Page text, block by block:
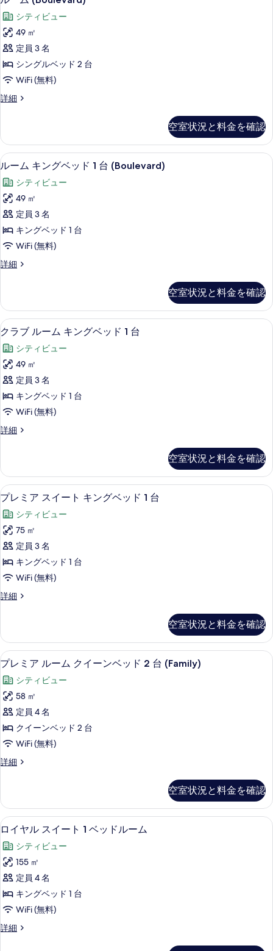
真
を
表
示
す
る
ド
1
台
の
す
べ
写
真
を
表
示
す
る
ン
グ
ッ
ド
台
の
ー
ム
(Boulevard)
の
す
べ
て
写
真
を
表
示
す
る
シティビュー
49 ㎡
定員 3 名
シングルベッド 2 台
WiFi (無料)
詳細
ル
の
詳
細
空室状況と料金を確認
ル
ー
ム
キ
ン
グ
ベ
ッ
1
台
(Boulevard)
の
す
べ
て
の
写
表
示
す
る
ルーム キングベッド 1 台
5
ルーム キングベッド 1 台 (Boulevard)
シティビュー
49 ㎡
定員 3 名
キングベッド 1 台
WiFi (無料)
詳細
ル
ン
グ
ベ
ド
(Boulevard)
の
詳
細
空室状況と料金を確認
ク
ラ
ブ
ル
ー
ム
キ
ン
ベ
ッ
ド
1
台
の
す
べ
て
真
を
表
示
す
る
クラブ ルーム キングベッド 1 台 |
6
クラブ ルーム キングベッド 1 台
シティビュー
49 ㎡
定員 3 名
キングベッド 1 台
WiFi (無料)
詳細
ク
ー
ム
キ
グ
ベ
ド
台
の
詳
空室状況と料金を確認
プ
レ
ミ
ア
ス
イ
ー
ト
ン
グ
ベ
ッ
ド
1
台
の
す
の
写
真
を
表
示
す
る
ミニバー、セーフティボックス (室
6
プレミア スイート キングベッド 1 台
シティビュー
75 ㎡
定員 3 名
キングベッド 1 台
WiFi (無料)
詳細
プ
ス
イ
ー
キ
ン
ベ
ッ
ド
台
空室状況と料金を確認
プ
レ
ミ
ア
ル
ー
ム
ク
ー
ン
ベ
ッ
ド
2
台
(Family)
の
プレミア ルーム クイーンベッド 2
6
プレミア ルーム クイーンベッド 2 台 (Family)
シティビュー
58 ㎡
定員 4 名
クイーンベッド 2 台
WiFi (無料)
詳細
プ
ル
ー
ム
イ
ー
ベ
ッ
ド
台
空室状況と料金を確認
ロ
イ
ヤ
ル
ス
イ
ー
ト
ロイヤル スイート 1 ベッドルーム |
8
ロイヤル スイート 1 ベッドルーム
シティビュー
155 ㎡
定員 4 名
キングベッド 1 台
WiFi (無料)
詳細
ロ